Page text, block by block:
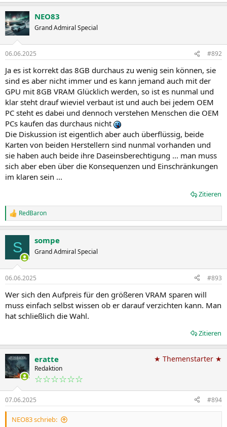
NEO83
Grand Admiral Special
06.06.2025 #892
Ja es ist korrekt das 8GB durchaus zu wenig sein können, sie
sind es aber nicht immer und es kann jemand auch mit der
GPU mit 8GB VRAM Glücklich werden, so ist es nunmal und
klar steht drauf wieviel verbaut ist und auch bei jedem OEM
PC steht es dabei und dennoch verstehen Menschen die OEM
PCs kaufen das durchaus nicht
Die Diskussion ist eigentlich aber auch überflüssig, beide
Karten von beiden Herstellern sind nunmal vorhanden und
sie haben auch beide ihre Daseinsberechtigung ... man muss
sich aber eben über die Konsequenzen und Einschränkungen
im klaren sein ...
Zitieren
R
e
e
:
RedBaron
S sompe
Grand Admiral Special
06.06.2025 #893
Wer sich den Aufpreis für den größeren VRAM sparen will
muss einfach selbst wissen ob er darauf verzichten kann. Man
hat schließlich die Wahl.
Zitieren
eratte
Redaktion
☆☆☆☆☆☆
★ Themenstarter ★
07.06.2025 #894
NEO83 schrieb: